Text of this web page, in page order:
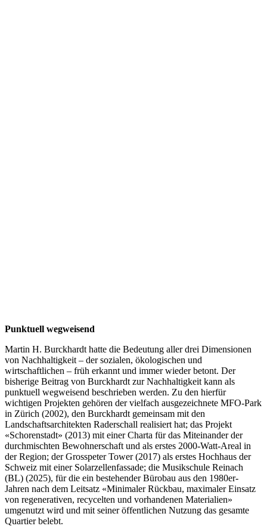
Punktuell wegweisend
Martin H. Burckhardt hatte die Bedeutung aller drei Dimensionen
von Nachhaltigkeit – der sozialen, ökologischen und
wirtschaftlichen – früh erkannt und immer wieder betont. Der
bisherige Beitrag von Burckhardt zur Nachhaltigkeit kann als
punktuell wegweisend beschrieben werden. Zu den hierfür
wichtigen Projekten gehören der vielfach ausgezeichnete MFO-Park
in Zürich (2002), den Burckhardt gemeinsam mit den
Landschaftsarchitekten Raderschall realisiert hat; das Projekt
«Schorenstadt» (2013) mit einer Charta für das Miteinander der
durchmischten Bewohnerschaft und als erstes 2000-Watt-Areal in
der Region; der Grosspeter Tower (2017) als erstes Hochhaus der
Schweiz mit einer Solarzellenfassade; die Musikschule Reinach
(BL) (2025), für die ein bestehender Bürobau aus den 1980er-
Jahren nach dem Leitsatz «Minimaler Rückbau, maximaler Einsatz
von regenerativen, recycelten und vorhandenen Materialien»
umgenutzt wird und mit seiner öffentlichen Nutzung das gesamte
Quartier belebt.